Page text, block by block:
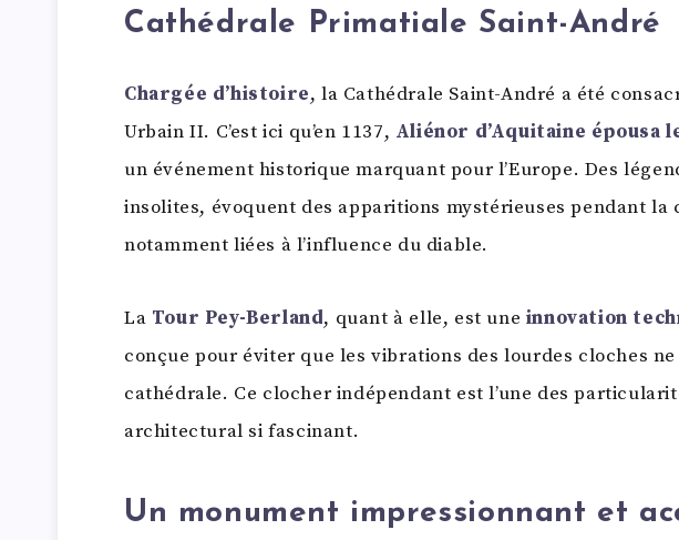
Cathédrale Primatiale Saint-André
Chargée d’histoire, la Cathédrale Saint-André a été
Urbain II. C’est ici qu’en 1137, Aliénor d’Aquitaine
un événement historique marquant pour l’Europe. Des
insolites, évoquent des apparitions mystérieuses pendant la
notamment liées à l’influence du diable.
La Tour Pey-Berland, quant à elle, est une innovation
conçue pour éviter que les vibrations des lourdes cloches
cathédrale. Ce clocher indépendant est l’une des
architectural si fascinant.
Un monument impressionnant et